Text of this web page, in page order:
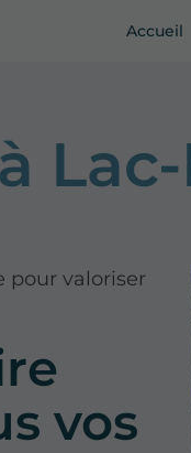
Accueil
pour valoriser
vos